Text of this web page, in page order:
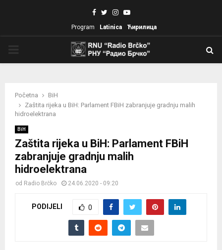
Facebook
TwitterInstagram
Youtube
Program Latinica Ћирилица
Početna
BiH
Zaštita rijeka u BiH: Parlament FBiH zabranjuje gradnju malih
hidroelektrana
BiH
Zaštita rijeka u BiH: Parlament FBiH
zabranjuje gradnju malih
hidroelektrana
od Radio Brčko 24.06.2020 - 09:20
PODIJELI 0